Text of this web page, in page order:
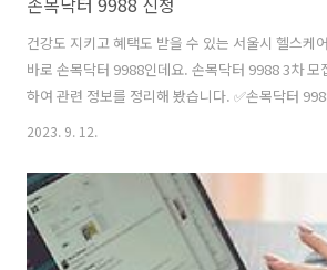
건강도 지키고 혜택도 받을 수 있는 서울시 헬스케
바로 손목닥터 9988인데요. 손목닥터 9988 3차 모
하여 관련 정보를 정리해 봤습니다. ✅손목닥터
터 9988 모집 대상과 신청 방법 등 자세한 내용은 아
3차 모집이 시작되었습니다. 🔎손목닥터 9988 이란
어 사업인 손목닥터 9988은 99세까지 팔팔하게 산
라고 이름이 붙였다고 합니다. 모집대상 요건에 맞
에 신청해 스마트워치도 지원받고 건강도 챙기고
2023. 9. 12.